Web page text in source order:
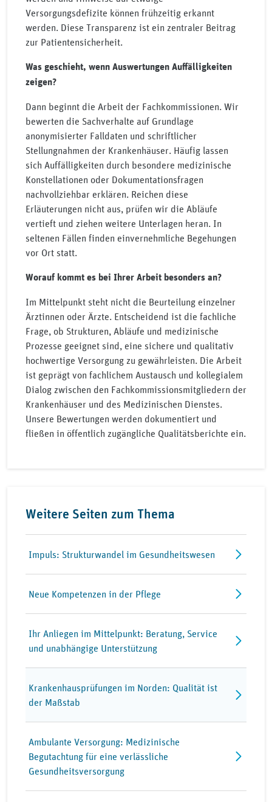
Versorgungsdefizite können frühzeitig erkannt
werden. Diese Transparenz ist ein zentraler Beitrag
zur Patientensicherheit.
Was geschieht, wenn Auswertungen Auffälligkeiten
zeigen?
Dann beginnt die Arbeit der Fachkommissionen. Wir
bewerten die Sachverhalte auf Grundlage
anonymisierter Falldaten und schriftlicher
Stellungnahmen der Krankenhäuser. Häufig lassen
sich Auffälligkeiten durch besondere medizinische
Konstellationen oder Dokumentationsfragen
nachvollziehbar erklären. Reichen diese
Erläuterungen nicht aus, prüfen wir die Abläufe
vertieft und ziehen weitere Unterlagen heran. In
seltenen Fällen finden einvernehmliche Begehungen
vor Ort statt.
Worauf kommt es bei Ihrer Arbeit besonders an?
Im Mittelpunkt steht nicht die Beurteilung einzelner
Ärztinnen oder Ärzte. Entscheidend ist die fachliche
Frage, ob Strukturen, Abläufe und medizinische
Prozesse geeignet sind, eine sichere und qualitativ
hochwertige Versorgung zu gewährleisten. Die Arbeit
ist geprägt von fachlichem Austausch und kollegialem
Dialog zwischen den Fachkommissionsmitgliedern der
Krankenhäuser und des Medizinischen Dienstes.
Unsere Bewertungen werden dokumentiert und
fließen in öffentlich zugängliche Qualitätsberichte ein.
Weitere Seiten zum Thema
Impuls: Strukturwandel im Gesundheitswesen
Neue Kompetenzen in der Pflege
Ihr Anliegen im Mittelpunkt: Beratung, Service
und unabhängige Unterstützung
Krankenhausprüfungen im Norden: Qualität ist
der Maßstab
Ambulante Versorgung: Medizinische
Begutachtung für eine verlässliche
Gesundheitsversorgung